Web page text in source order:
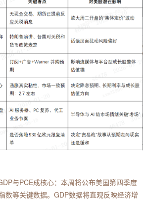
与PCE成核心：本周将公布美国第四季度
数等关键数据。GDP数据将直观反映经济增